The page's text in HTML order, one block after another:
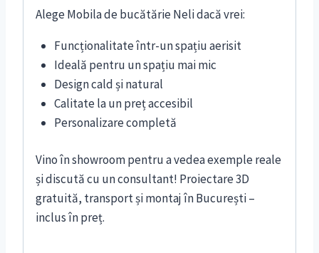
Alege Mobila de bucătărie Neli dacă vrei:
Funcționalitate într-un spațiu aerisit
Ideală pentru un spațiu mai mic
Design cald și natural
Calitate la un preț accesibil
Personalizare completă
Vino în showroom pentru a vedea exemple reale
și discută cu un consultant! Proiectare 3D
gratuită, transport și montaj în București –
inclus în preț.